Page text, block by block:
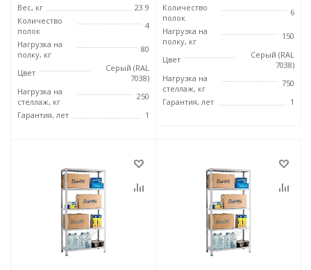
Вес, кг
23.9
Количество
полок
4
Нагрузка на
полку, кг
80
Цвет
Серый (RAL
7038)
Нагрузка на
стеллаж, кг
250
Гарантия, лет
1
Количество
полок
6
Нагрузка на
полку, кг
150
Цвет
Серый (RAL
7038)
Нагрузка на
стеллаж, кг
750
Гарантия, лет
1